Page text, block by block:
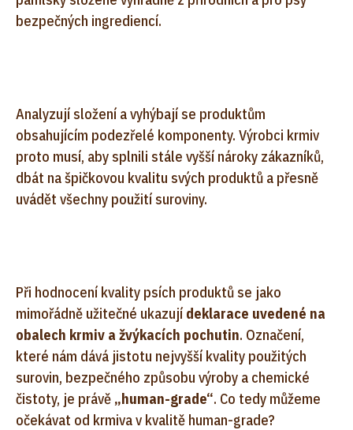
bezpečných ingrediencí.
Analyzují složení a vyhýbají se produktům
obsahujícím podezřelé komponenty. Výrobci krmiv
proto musí, aby splnili stále vyšší nároky zákazníků,
dbát na špičkovou kvalitu svých produktů a přesně
uvádět všechny použití suroviny.
Při hodnocení kvality psích produktů se jako
mimořádně užitečné ukazují deklarace uvedené na
obalech krmiv a žvýkacích pochutin. Označení,
které nám dává jistotu nejvyšší kvality použitých
surovin, bezpečného způsobu výroby a chemické
čistoty, je právě „human-grade“. Co tedy můžeme
očekávat od krmiva v kvalitě human-grade?